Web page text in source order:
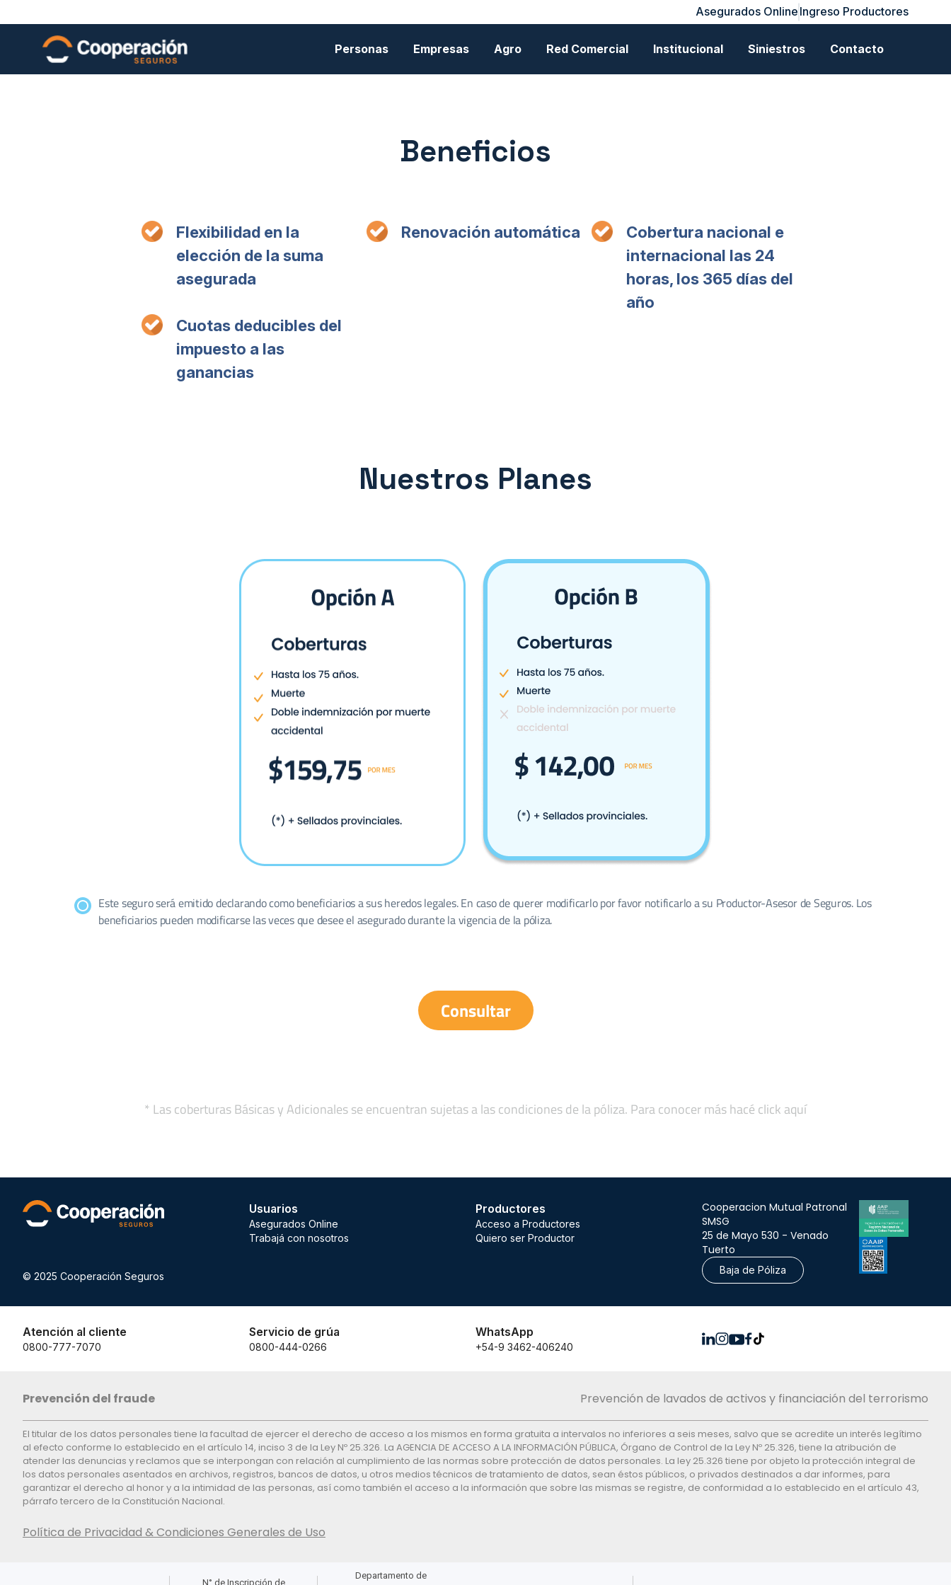
Asegurados Online Ingreso Productores
Personas Empresas Agro Red Comercial Institucional Siniestros Contacto
Beneficios
Flexibilidad en la
elección de la suma
asegurada
Renovación automática
Cobertura nacional e
internacional las 24
horas, los 365 días del
año
Cuotas deducibles del
impuesto a las
ganancias
Nuestros Planes
Este seguro será emitido declarando como beneficiarios a sus heredos legales. En caso de querer modificarlo por favor notificarlo a su Productor-Asesor de Seguros. Los
beneficiarios pueden modificarse las veces que desee el asegurado durante la vigencia de la póliza.
Consultar
* Las coberturas Básicas y Adicionales se encuentran sujetas a las condiciones de la póliza. Para conocer más hacé click aquí
© 2025 Cooperación Seguros
Usuarios
Asegurados Online
Trabajá con nosotros
Productores
Acceso a Productores
Quiero ser Productor
Cooperacion Mutual Patronal
SMSG
25 de Mayo 530 - Venado
Tuerto
Baja de Póliza
Atención al cliente
0800-777-7070
Servicio de grúa
0800-444-0266
WhatsApp
+54-9 3462-406240
Prevención del fraude Prevención de lavados de activos y financiación del terrorismo
El titular de los datos personales tiene la facultad de ejercer el derecho de acceso a los mismos en forma gratuita a intervalos no inferiores a seis meses, salvo que se acredite un interés legítimo
al efecto conforme lo establecido en el artículo 14, inciso 3 de la Ley Nº 25.326. La AGENCIA DE ACCESO A LA INFORMACIÓN PÚBLICA, Órgano de Control de la Ley Nº 25.326, tiene la atribución de
atender las denuncias y reclamos que se interpongan con relación al cumplimiento de las normas sobre protección de datos personales. La ley 25.326 tiene por objeto la protección integral de
los datos personales asentados en archivos, registros, bancos de datos, u otros medios técnicos de tratamiento de datos, sean éstos públicos, o privados destinados a dar informes, para
garantizar el derecho al honor y a la intimidad de las personas, así como también el acceso a la información que sobre las mismas se registre, de conformidad a lo establecido en el artículo 43,
párrafo tercero de la Constitución Nacional.
Política de Privacidad & Condiciones Generales de Uso
N° de Inscripción de
Departamento de